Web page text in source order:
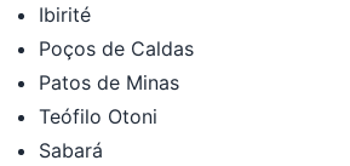
Ibirité
Poços de Caldas
Patos de Minas
Teófilo Otoni
Sabará